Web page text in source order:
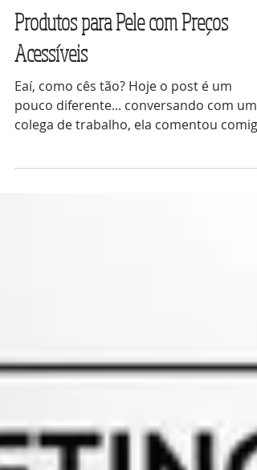
11 de mai. de 2022
3 min de leitura
Produtos para Pele com Preços
Acessíveis
Eaí, como cês tão? Hoje o post é um
pouco diferente... conversando com uma
que tem alergia a...